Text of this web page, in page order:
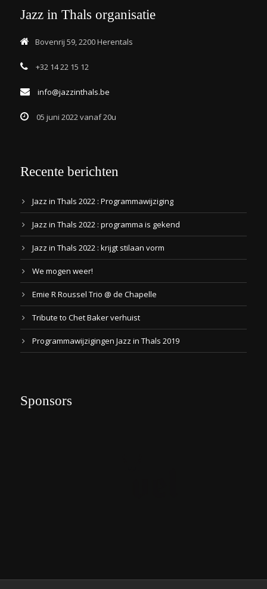
Jazz in Thals organisatie
Bovenrij 59, 2200 Herentals
+32 14 22 15 12
info@jazzinthals.be
05 juni 2022 vanaf 20u
Recente berichten
Jazz in Thals 2022 : Programmawijziging
Jazz in Thals 2022 : programma is gekend
Jazz in Thals 2022 : krijgt stilaan vorm
We mogen weer!
Emie R Roussel Trio @ de Chapelle
Tribute to Chet Baker verhuist
Programmawijzigingen Jazz in Thals 2019
Sponsors